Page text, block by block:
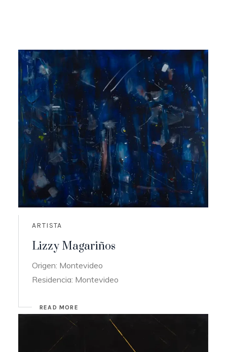
ARTISTA
Lizzy Magariños
Origen: Montevideo
Residencia: Montevideo
READ MORE